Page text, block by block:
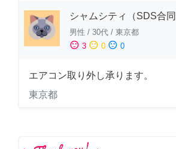
シャムシティ（SDS合同
男性 / 30代 / 東京都
sentiment_satisfied 3 sentiment_neutral 0 sentiment_dissatisfied 0
エアコン取り外し承ります。
東京都